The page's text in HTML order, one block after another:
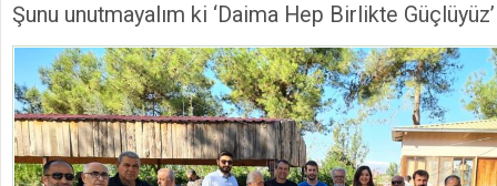
Şunu unutmayalım ki ‘Daima Hep Birlikte